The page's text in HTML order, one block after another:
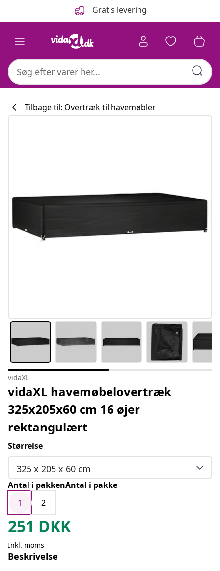
Gratis levering
Tilbage til: Overtræk til havemøbler
vidaXL
vidaXL havemøbelovertræk
325x205x60 cm 16 øjer
rektangulært
Størrelse
325 x 205 x 60 cm
Antal i pakkenAntal i pakke
1
2
251 DKK
Inkl. moms
Beskrivelse